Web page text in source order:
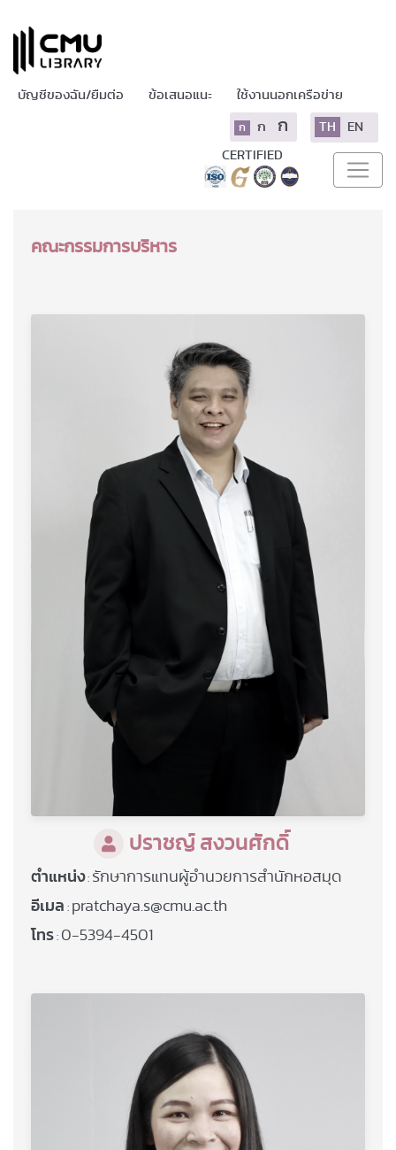
บัญชีของฉัน/ยืมต่อ ข้อเสนอแนะ ใช้งานนอกเครือข่าย
ก ก ก TH EN
CERTIFIED
คณะกรรมการบริหาร
ปราชญ์ สงวนศักดิ์
ตำแหน่ง: รักษาการแทนผู้อำนวยการสำนักหอสมุด
อีเมล : pratchaya.s@cmu.ac.th
โทร : 0-5394-4501